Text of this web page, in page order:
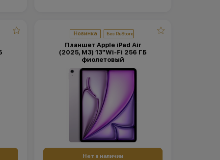
Новинка
Планшет Apple iPad Air
(2025, M3) 13"Wi-Fi 256 ГБ
фиолетовый
Нет в наличии